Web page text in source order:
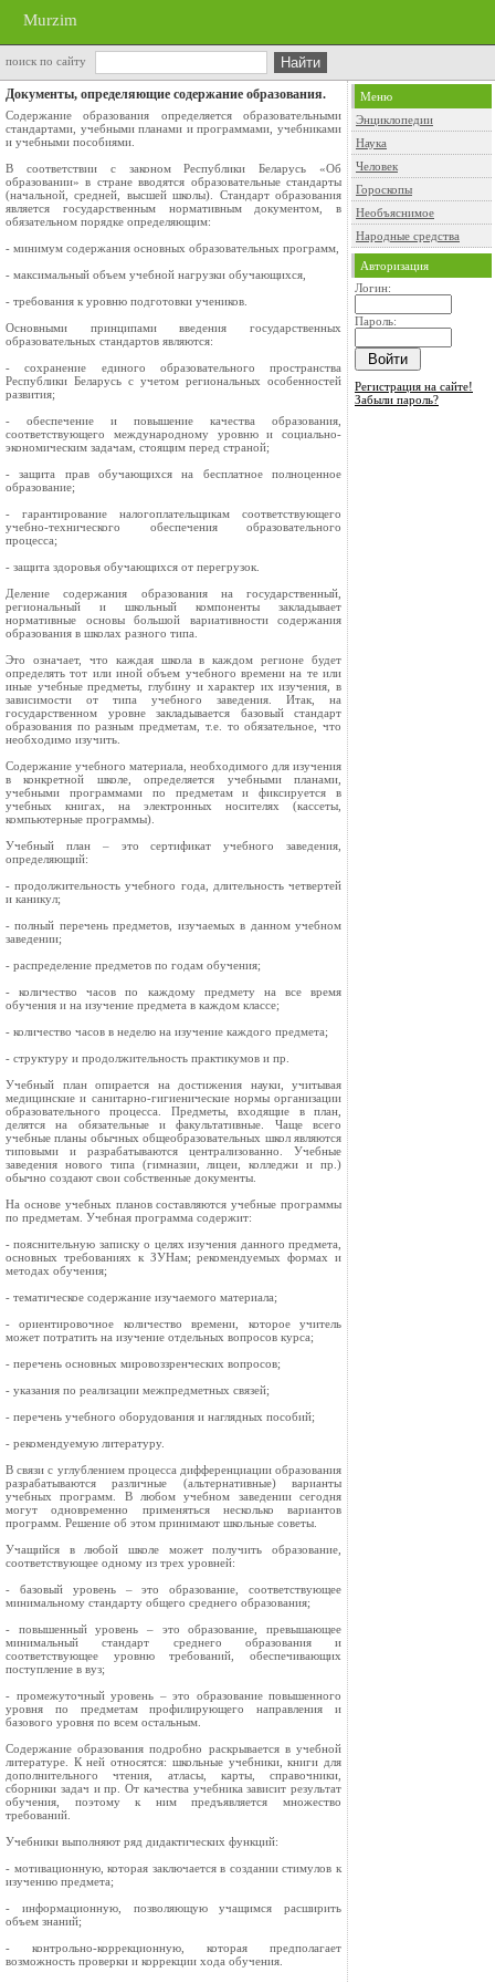
Murzim
поиск по сайту
Документы, определяющие содержание образования.
Содержание образования определяется образовательными
стандартами, учебными планами и программами, учебниками
и учебными пособиями.
В соответствии с законом Республики Беларусь «Об
образовании» в стране вводятся образовательные стандарты
(начальной, средней, высшей школы). Стандарт образования
является государственным нормативным документом, в
обязательном порядке определяющим:
- минимум содержания основных образовательных программ,
- максимальный объем учебной нагрузки обучающихся,
- требования к уровню подготовки учеников.
Основными принципами введения государственных
образовательных стандартов являются:
- сохранение единого образовательного пространства
Республики Беларусь с учетом региональных особенностей
развития;
- обеспечение и повышение качества образования,
соответствующего международному уровню и социально-
экономическим задачам, стоящим перед страной;
- защита прав обучающихся на бесплатное полноценное
образование;
- гарантирование налогоплательщикам соответствующего
учебно-технического обеспечения образовательного
процесса;
- защита здоровья обучающихся от перегрузок.
Деление содержания образования на государственный,
региональный и школьный компоненты закладывает
нормативные основы большой вариативности содержания
образования в школах разного типа.
Это означает, что каждая школа в каждом регионе будет
определять тот или иной объем учебного времени на те или
иные учебные предметы, глубину и характер их изучения, в
зависимости от типа учебного заведения. Итак, на
государственном уровне закладывается базовый стандарт
образования по разным предметам, т.е. то обязательное, что
необходимо изучить.
Содержание учебного материала, необходимого для изучения
в конкретной школе, определяется учебными планами,
учебными программами по предметам и фиксируется в
учебных книгах, на электронных носителях (кассеты,
компьютерные программы).
Учебный план – это сертификат учебного заведения,
определяющий:
- продолжительность учебного года, длительность четвертей
и каникул;
- полный перечень предметов, изучаемых в данном учебном
заведении;
- распределение предметов по годам обучения;
- количество часов по каждому предмету на все время
обучения и на изучение предмета в каждом классе;
- количество часов в неделю на изучение каждого предмета;
- структуру и продолжительность практикумов и пр.
Учебный план опирается на достижения науки, учитывая
медицинские и санитарно-гигиенические нормы организации
образовательного процесса. Предметы, входящие в план,
делятся на обязательные и факультативные. Чаще всего
учебные планы обычных общеобразовательных школ являются
типовыми и разрабатываются централизованно. Учебные
заведения нового типа (гимназии, лицеи, колледжи и пр.)
обычно создают свои собственные документы.
На основе учебных планов составляются учебные программы
по предметам. Учебная программа содержит:
- пояснительную записку о целях изучения данного предмета,
основных требованиях к ЗУНам; рекомендуемых формах и
методах обучения;
- тематическое содержание изучаемого материала;
- ориентировочное количество времени, которое учитель
может потратить на изучение отдельных вопросов курса;
- перечень основных мировоззренческих вопросов;
- указания по реализации межпредметных связей;
- перечень учебного оборудования и наглядных пособий;
- рекомендуемую литературу.
В связи с углублением процесса дифференциации образования
разрабатываются различные (альтернативные) варианты
учебных программ. В любом учебном заведении сегодня
могут одновременно применяться несколько вариантов
программ. Решение об этом принимают школьные советы.
Учащийся в любой школе может получить образование,
соответствующее одному из трех уровней:
- базовый уровень – это образование, соответствующее
минимальному стандарту общего среднего образования;
- повышенный уровень – это образование, превышающее
минимальный стандарт среднего образования и
соответствующее уровню требований, обеспечивающих
поступление в вуз;
- промежуточный уровень – это образование повышенного
уровня по предметам профилирующего направления и
базового уровня по всем остальным.
Содержание образования подробно раскрывается в учебной
литературе. К ней относятся: школьные учебники, книги для
дополнительного чтения, атласы, карты, справочники,
сборники задач и пр. От качества учебника зависит результат
обучения, поэтому к ним предъявляется множество
требований.
Учебники выполняют ряд дидактических функций:
- мотивационную, которая заключается в создании стимулов к
изучению предмета;
- информационную, позволяющую учащимся расширить
объем знаний;
- контрольно-коррекционную, которая предполагает
возможность проверки и коррекции хода обучения.
Меню
Энциклопедии
Наука
Человек
Гороскопы
Необъяснимое
Народные средства
Авторизация
Логин:
Пароль:
Регистрация на сайте!
Забыли пароль?